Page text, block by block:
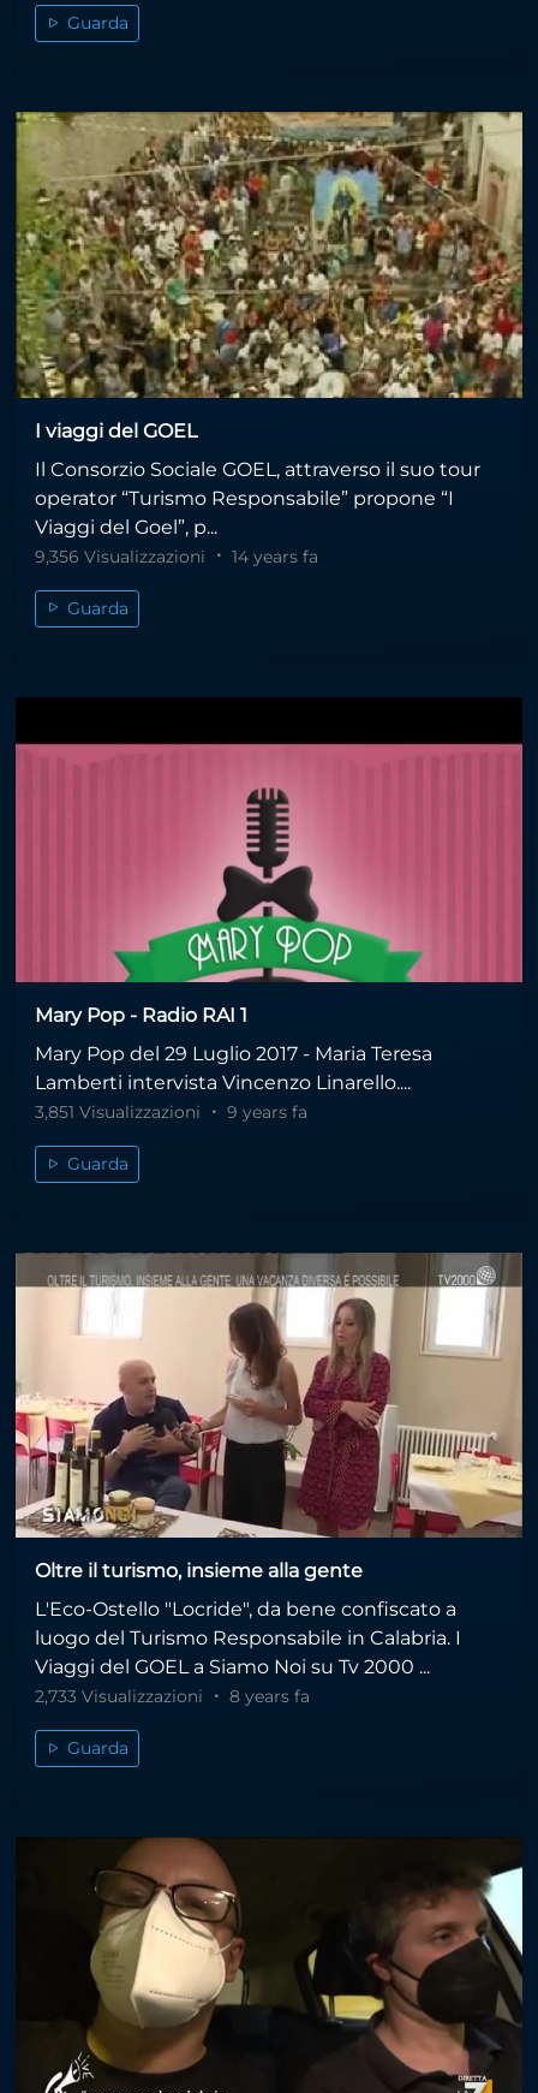
Guarda
I viaggi del GOEL
Il Consorzio Sociale GOEL, attraverso il suo tour
operator “Turismo Responsabile” propone “I
Viaggi del Goel”, p...
9,356 Visualizzazioni 14 years fa
Guarda
Mary Pop - Radio RAI 1
Mary Pop del 29 Luglio 2017 - Maria Teresa
Lamberti intervista Vincenzo Linarello....
3,851 Visualizzazioni 9 years fa
Guarda
Oltre il turismo, insieme alla gente
L'Eco-Ostello "Locride", da bene confiscato a
luogo del Turismo Responsabile in Calabria. I
Viaggi del GOEL a Siamo Noi su Tv 2000 ...
2,733 Visualizzazioni 8 years fa
Guarda